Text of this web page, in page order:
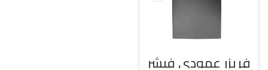
فريزر عمودي فيشر